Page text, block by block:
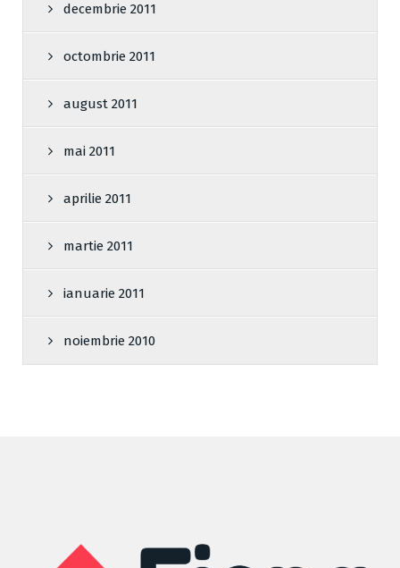
decembrie 2011
octombrie 2011
august 2011
mai 2011
aprilie 2011
martie 2011
ianuarie 2011
noiembrie 2010